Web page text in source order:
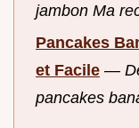
jambon Ma
Pancakes
et Facile —
pancakes